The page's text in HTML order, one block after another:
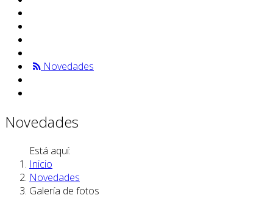
Novedades
Novedades
Está aquí:
Inicio
Novedades
Galería de fotos